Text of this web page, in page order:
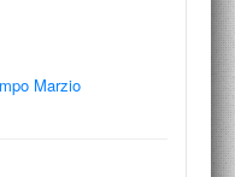
Marzio